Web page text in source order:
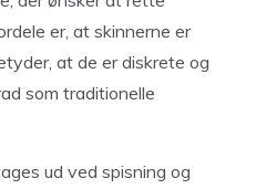
er, at skinnerne er
at de er diskrete og
som traditionelle
ud ved spisning og